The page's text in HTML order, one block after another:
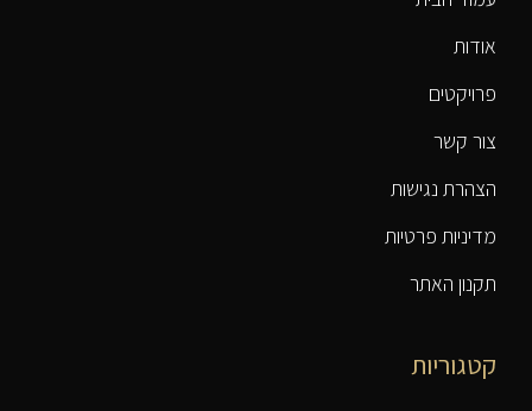
אודות
פרויקטים
צור קשר
הצהרת נגישות
מדיניות פרטיות
תקנון האתר
קטגוריות